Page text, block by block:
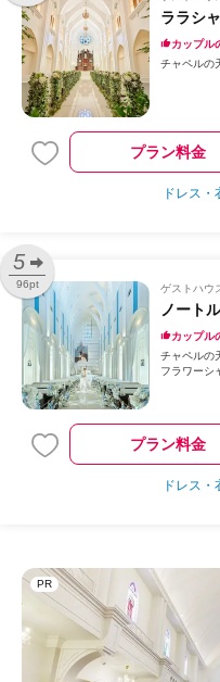
ララシ
カップル
チャペルの
プラン料金
ドレス・
5
96pt ゲストハウ
ノート
カップル
チャペルの
フラワーシ
プラン料金
ドレス・
PR